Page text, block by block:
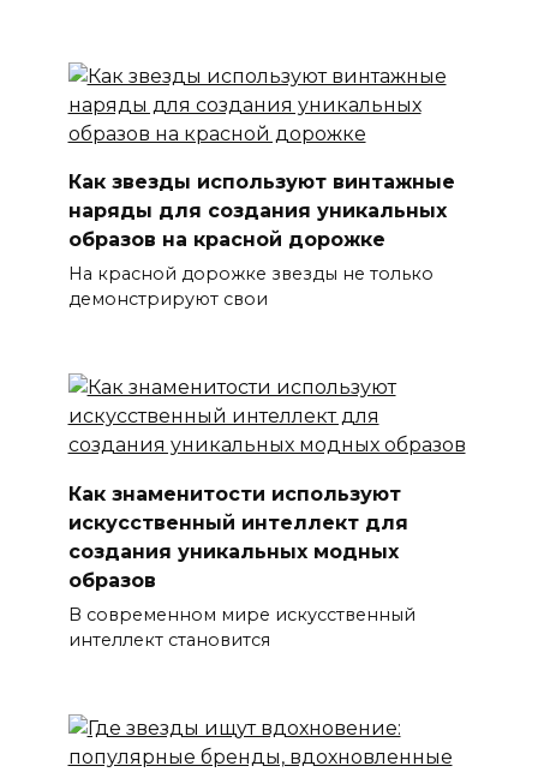
Как звезды используют винтажные
наряды для создания уникальных
образов на красной дорожке
На красной дорожке звезды не только
демонстрируют свои
Как знаменитости используют
искусственный интеллект для
создания уникальных модных
образов
В современном мире искусственный
интеллект становится